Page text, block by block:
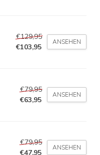
€129,95
€103,95
ANSEHEN
€79,95
€63,95
ANSEHEN
€79,95
€47,95
ANSEHEN